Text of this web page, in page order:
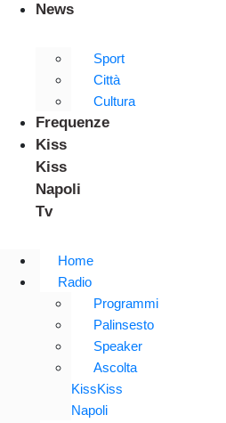
News
Sport
Città
Cultura
Frequenze
Kiss
Kiss
Napoli
Tv
Home
Radio
Programmi
Palinsesto
Speaker
Ascolta
KissKiss
Napoli